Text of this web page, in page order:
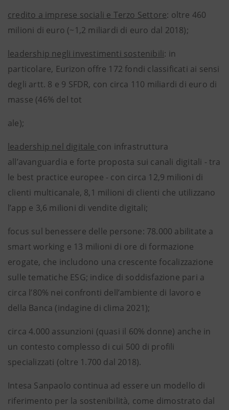
credito a imprese sociali e Terzo Settore: oltre 460
milioni di euro (~1,2 miliardi di euro dal 2018);
leadership negli investimenti sostenibili: in
particolare, Eurizon offre 172 fondi classificati ai sensi
degli artt. 8 e 9 SFDR, con circa 110 miliardi di euro di
masse (46% del tot
ale);
leadership nel digitale con infrastruttura
all’avanguardia e forte proposta sui canali digitali - tra
le best practice europee - con circa 12,9 milioni di
clienti multicanale, 8,1 milioni di clienti che utilizzano
l’app e 3,6 milioni di vendite digitali;
focus sul benessere delle persone: 78.000 abilitate a
smart working e 13 milioni di ore di formazione
erogate, che includono una crescente focalizzazione
sulle tematiche ESG; indice di soddisfazione pari a
circa l’80% nei confronti dell’ambiente di lavoro e
della Banca (indagine di clima 2021);
circa 4.000 assunzioni (quasi il 60% donne) anche in
un contesto complesso di cui 500 di profili
specializzati (oltre 1.700 dal 2018).
Intesa Sanpaolo continua ad essere un modello di
riferimento per la sostenibilità, come dimostrato dal